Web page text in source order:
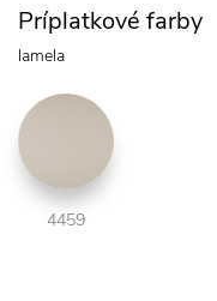
Príplatkové farby
lamela
4459